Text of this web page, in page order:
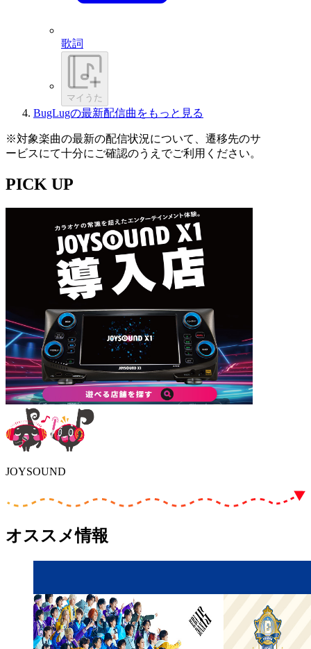
歌詞
マイうた
BugLugの最新配信曲をもっと見る
※対象楽曲の最新の配信状況について、遷移先のサ
ービスにて十分にご確認のうえでご利用ください。
PICK UP
JOYSOUND
オススメ情報